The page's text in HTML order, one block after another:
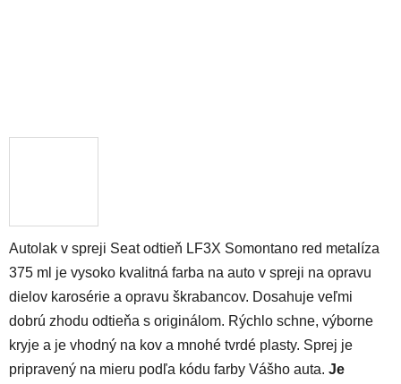
Autolak v spreji Seat odtieň LF3X Somontano red metalíza
375 ml je vysoko kvalitná farba na auto v spreji na opravu
dielov karosérie a opravu škrabancov. Dosahuje veľmi
dobrú zhodu odtieňa s originálom. Rýchlo schne, výborne
kryje a je vhodný na kov a mnohé tvrdé plasty. Sprej je
pripravený na mieru podľa kódu farby Vášho auta. Je